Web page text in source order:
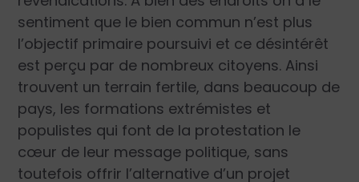
sentiment que le bien commun n’est plus
l’objectif primaire poursuivi et ce désintérêt
est perçu par de nombreux citoyens. Ainsi
trouvent un terrain fertile, dans beaucoup de
pays, les formations extrémistes et
populistes qui font de la protestation le
cœur de leur message politique, sans
toutefois offrir l’alternative d’un projet